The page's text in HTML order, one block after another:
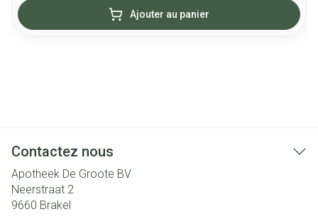
Ajouter au panier
Contactez nous
Apotheek De Groote BV
Neerstraat 2
9660 Brakel